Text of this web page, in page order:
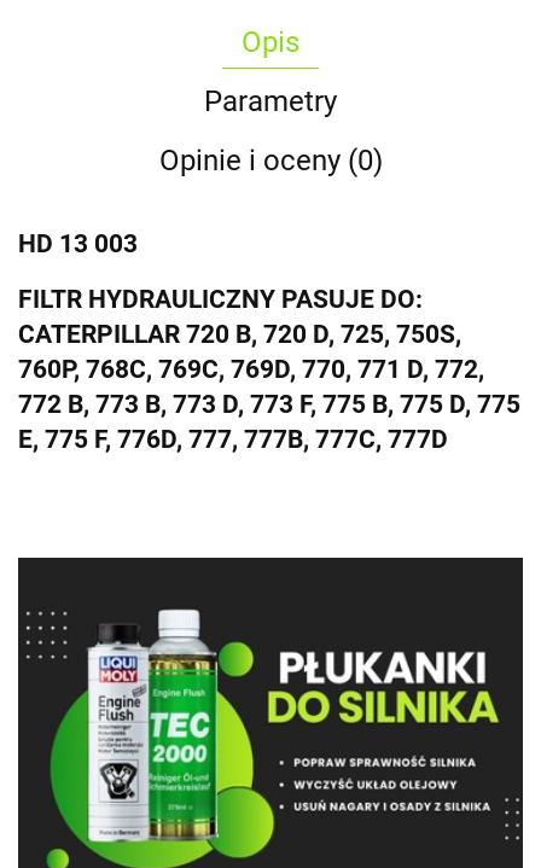
Opis
Parametry
Opinie i oceny (0)
HD 13 003
FILTR HYDRAULICZNY PASUJE DO:
CATERPILLAR 720 B, 720 D, 725, 750S,
760P, 768C, 769C, 769D, 770, 771 D, 772,
772 B, 773 B, 773 D, 773 F, 775 B, 775 D, 775
E, 775 F, 776D, 777, 777B, 777C, 777D